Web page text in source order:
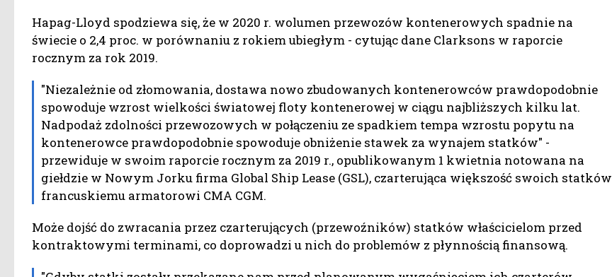
Hapag-Lloyd spodziewa się, że w 2020 r. wolumen przewozów kontenerowych spadnie na
świecie o 2,4 proc. w porównaniu z rokiem ubiegłym - cytując dane Clarksons w raporcie
rocznym za rok 2019.
"Niezależnie od złomowania, dostawa nowo zbudowanych kontenerowców prawdopodobnie
spowoduje wzrost wielkości światowej floty kontenerowej w ciągu najbliższych kilku lat.
Nadpodaż zdolności przewozowych w połączeniu ze spadkiem tempa wzrostu popytu na
kontenerowce prawdopodobnie spowoduje obniżenie stawek za wynajem statków" -
przewiduje w swoim raporcie rocznym za 2019 r., opublikowanym 1 kwietnia notowana na
giełdzie w Nowym Jorku firma Global Ship Lease (GSL), czarterująca większość swoich statków
francuskiemu armatorowi CMA CGM.
Może dojść do zwracania przez czarterujących (przewoźników) statków właścicielom przed
kontraktowymi terminami, co doprowadzi u nich do problemów z płynnością finansową.